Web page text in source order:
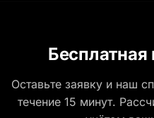
Бесплатная
Оставьте заявку и наш
течение 15 минут.